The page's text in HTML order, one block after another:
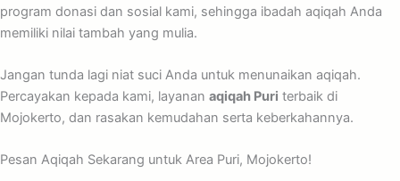
program donasi dan sosial kami, sehingga ibadah aqiqah Anda
memiliki nilai tambah yang mulia.
Jangan tunda lagi niat suci Anda untuk menunaikan aqiqah.
Percayakan kepada kami, layanan aqiqah Puri terbaik di
Mojokerto, dan rasakan kemudahan serta keberkahannya.
Pesan Aqiqah Sekarang untuk Area Puri, Mojokerto!